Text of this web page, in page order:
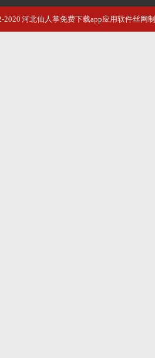
2020 河北仙人掌免费下载app应用软件丝